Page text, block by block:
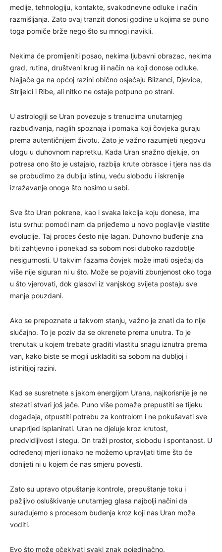
medije, tehnologiju, kontakte, svakodnevne odluke i način
razmišljanja. Zato ovaj tranzit donosi godine u kojima se puno
toga pomiče brže nego što su mnogi navikli.
Nekima će promijeniti posao, nekima ljubavni obrazac, nekima
grad, rutina, društveni krug ili način na koji donose odluke.
Najjače ga na općoj razini obično osjećaju Blizanci, Djevice,
Strijelci i Ribe, ali nitko ne ostaje potpuno po strani.
U astrologiji se Uran povezuje s trenucima unutarnjeg
razbuđivanja, naglih spoznaja i pomaka koji čovjeka guraju
prema autentičnijem životu. Zato je važno razumjeti njegovu
ulogu u duhovnom napretku. Kada Uran snažno djeluje, on
potresa ono što je ustajalo, razbija krute obrasce i tjera nas da
se probudimo za dublju istinu, veću slobodu i iskrenije
izražavanje onoga što nosimo u sebi.
Sve što Uran pokrene, kao i svaka lekcija koju donese, ima
istu svrhu: pomoći nam da prijeđemo u novo poglavlje vlastite
evolucije. Taj proces često nije lagan. Duhovno buđenje zna
biti zahtjevno i ponekad sa sobom nosi duboko razdoblje
nesigurnosti. U takvim fazama čovjek može imati osjećaj da
više nije siguran ni u što. Može se pojaviti zbunjenost oko toga
u što vjerovati, dok glasovi iz vanjskog svijeta postaju sve
manje pouzdani.
Ako se prepoznate u takvom stanju, važno je znati da to nije
slučajno. To je poziv da se okrenete prema unutra. To je
trenutak u kojem trebate graditi vlastitu snagu iznutra prema
van, kako biste se mogli uskladiti sa sobom na dubljoj i
istinitijoj razini.
Kad se susretnete s jakom energijom Urana, najkorisnije je ne
stezati stvari još jače. Puno više pomaže prepustiti se tijeku
događaja, otpustiti potrebu za kontrolom i ne pokušavati sve
unaprijed isplanirati. Uran ne djeluje kroz krutost,
predvidljivost i stegu. On traži prostor, slobodu i spontanost. U
određenoj mjeri ionako ne možemo upravljati time što će
donijeti ni u kojem će nas smjeru povesti.
Zato su upravo otpuštanje kontrole, prepuštanje toku i
pažljivo osluškivanje unutarnjeg glasa najbolji načini da
surađujemo s procesom buđenja kroz koji nas Uran može
voditi.
Evo što može očekivati svaki znak pojedinačno.